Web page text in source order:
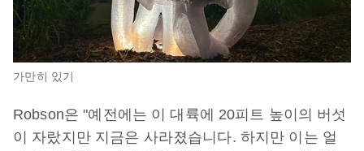
가만히 있기
Robson은 "예전에는 이 대륙에 20피트 높이의 버섯
이 자랐지만 지금은 사라졌습니다. 하지만 이는 얼